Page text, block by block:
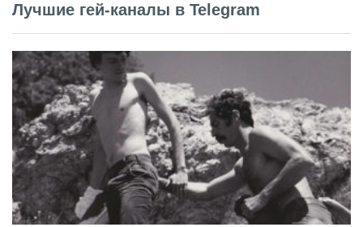
Лучшие гей-каналы в Telegram